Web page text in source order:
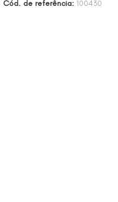
Cód. de referência: 100430